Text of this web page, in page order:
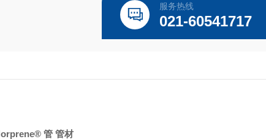
服务热线
021-60541717
管 管材